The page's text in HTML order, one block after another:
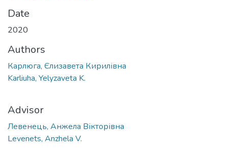
Date
2020
Authors
Карлюга, Єлизавета Кирилівна
Karliuha, Yelyzaveta K.
Advisor
Левенець, Анжела Вікторівна
Levenets, Anzhela V.